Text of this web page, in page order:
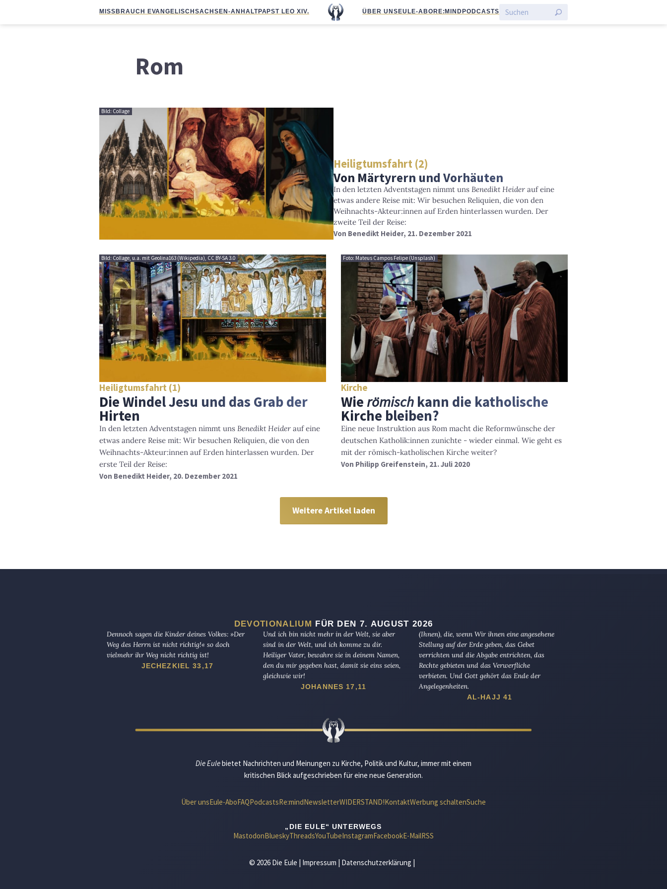
MISSBRAUCH EVANGELISCHSACHSEN-ANHALTPAPST LEO XIV. ÜBER UNS EULE-ABO RE:MIND PODCASTS
Rom
Bild: Collage
Heiligtumsfahrt (2)
Von Märtyrern und Vorhäuten
In den letzten Adventstagen nimmt uns Benedikt Heider auf eine
etwas andere Reise mit: Wir besuchen Reliquien, die von den
Weihnachts-Akteur:innen auf Erden hinterlassen wurden. Der
zweite Teil der Reise:
Von Benedikt Heider, 21. Dezember 2021
Bild: Collage, u.a. mit Geolina163 (Wikipedia), CC BY-SA 3.0
Heiligtumsfahrt (1)
Die Windel Jesu und das Grab der
Hirten
In den letzten Adventstagen nimmt uns Benedikt Heider auf eine
etwas andere Reise mit: Wir besuchen Reliquien, die von den
Weihnachts-Akteur:innen auf Erden hinterlassen wurden. Der
erste Teil der Reise:
Von Benedikt Heider, 20. Dezember 2021
Foto: Mateus Campos Felipe (Unsplash)
Kirche
Wierömisch kann die katholische
Kirche bleiben?
Eine neue Instruktion aus Rom macht die Reformwünsche der
deutschen Katholik:innen zunichte - wieder einmal. Wie geht es
mit der römisch-katholischen Kirche weiter?
Von Philipp Greifenstein, 21. Juli 2020
Weitere Artikel laden
DEVOTIONALIUM FÜR DEN 7. AUGUST 2026
Dennoch sagen die Kinder deines Volkes: »Der
Weg des Herrn ist nicht richtig!« so doch
vielmehr ihr Weg nicht richtig ist!
JECHEZKIEL 33,17
Und ich bin nicht mehr in der Welt, sie aber
sind in der Welt, und ich komme zu dir.
Heiliger Vater, bewahre sie in deinem Namen,
den du mir gegeben hast, damit sie eins seien,
gleichwie wir!
JOHANNES 17,11
(Ihnen), die, wenn Wir ihnen eine angesehene
Stellung auf der Erde geben, das Gebet
verrichten und die Abgabe entrichten, das
Rechte gebieten und das Verwerfliche
verbieten. Und Gott gehört das Ende der
Angelegenheiten.
AL-HAJJ 41
Die Eulebietet Nachrichten und Meinungen zu Kirche, Politik und Kultur, immer mit einem
kritischen Blick aufgeschrieben für eine neue Generation.
Über unsEule-AboFAQPodcastsRe:mindNewsletterWIDERSTAND!KontaktWerbung schaltenSuche
„DIE EULE“ UNTERWEGS
MastodonBlueskyThreadsYouTubeInstagramFacebookE-MailRSS
© 2026 Die Eule | Impressum | Datenschutzerklärung |